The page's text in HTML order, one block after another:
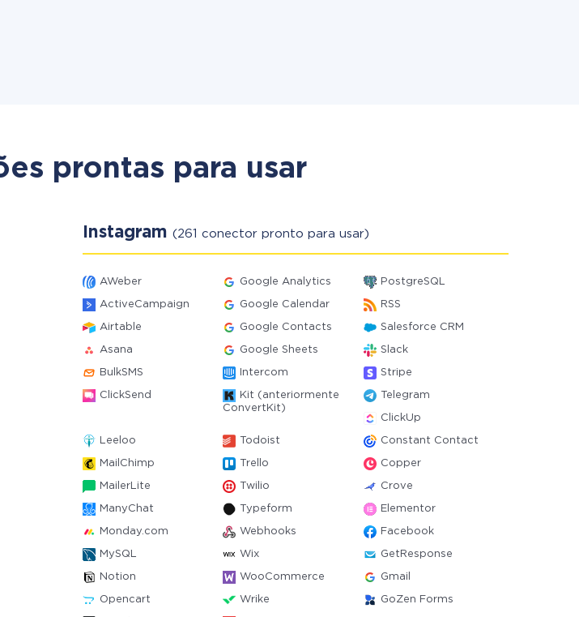
prontas para usar
Instagram (261 conector pronto para usar)
AWeber Google Analytics PostgreSQL
ActiveCampaign Google Calendar RSS
Airtable Google Contacts Salesforce CRM
Asana Google Sheets Slack
BulkSMS Intercom Stripe
ClickSend
Kit (anteriormente
ConvertKit)
Telegram
ClickUp
Leeloo Todoist Constant Contact
MailChimp Trello Copper
MailerLite Twilio Crove
ManyChat Typeform Elementor
Monday.com Webhooks Facebook
MySQL Wix GetResponse
Notion WooCommerce Gmail
Opencart Wrike GoZen Forms